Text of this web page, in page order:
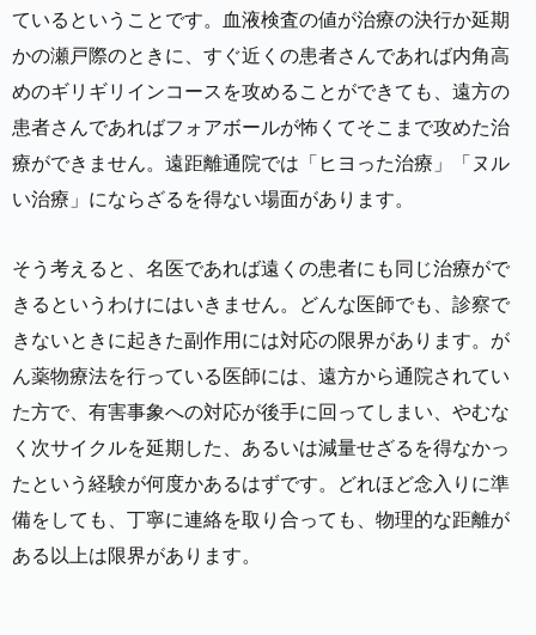
ているということです。血液検査の値が治療の決行か延期
かの瀬戸際のときに、すぐ近くの患者さんであれば内角高
めのギリギリインコースを攻めることができても、遠方の
患者さんであればフォアボールが怖くてそこまで攻めた治
療ができません。遠距離通院では「ヒヨった治療」「ヌル
い治療」にならざるを得ない場面があります。
そう考えると、名医であれば遠くの患者にも同じ治療がで
きるというわけにはいきません。どんな医師でも、診察で
きないときに起きた副作用には対応の限界があります。が
ん薬物療法を行っている医師には、遠方から通院されてい
た方で、有害事象への対応が後手に回ってしまい、やむな
く次サイクルを延期した、あるいは減量せざるを得なかっ
たという経験が何度かあるはずです。どれほど念入りに準
備をしても、丁寧に連絡を取り合っても、物理的な距離が
ある以上は限界があります。